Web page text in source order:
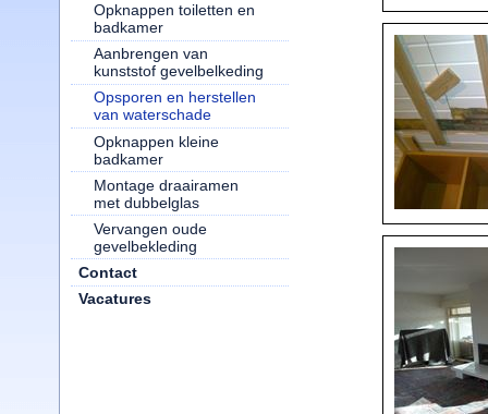
Opknappen toiletten en
badkamer
Aanbrengen van
kunststof gevelbelkeding
Opsporen en herstellen
van waterschade
Opknappen kleine
badkamer
Montage draairamen
met dubbelglas
Vervangen oude
gevelbekleding
Contact
Vacatures